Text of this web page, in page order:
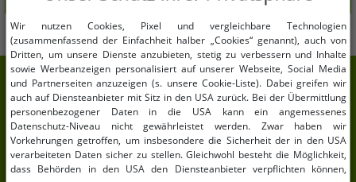
7% Extra-Rabatt auf deinen Einkauf
Meld Dich für unseren Newsletter an und erhalte
Deine 7% Extra-Rabatt.
Deine E-Mail-Adresse hier
Wir nutzen Cookies, Pixel und vergleichbare Technologien
(zusammenfassend der Einfachheit halber „Cookies“ genannt), auch von
Dritten, um unsere Dienste anzubieten, stetig zu verbessern und Inhalte
sowie Werbeanzeigen personalisiert auf unserer Webseite, Social Media
und Partnerseiten anzuzeigen (s. unsere Cookie-Liste). Dabei greifen wir
auch auf Diensteanbieter mit Sitz in den USA zurück. Bei der Übermittlung
personenbezogener Daten in die USA kann ein angemessenes
Datenschutz-Niveau nicht gewährleistet werden. Zwar haben wir
Vorkehrungen getroffen, um insbesondere die Sicherheit der in den USA
verarbeiteten Daten sicher zu stellen. Gleichwohl besteht die Möglichkeit,
dass Behörden in den USA den Diensteanbieter verpflichten können,